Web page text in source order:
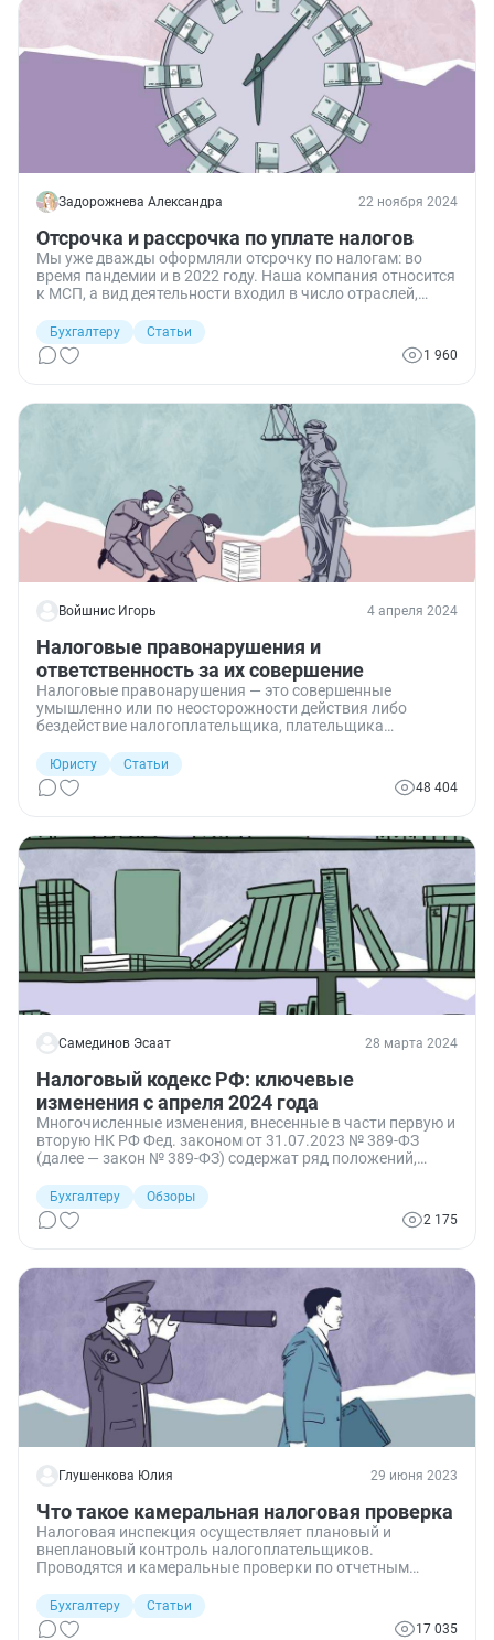
Задорожнева Александра 22 ноября 2024
Отсрочка и рассрочка по уплате налогов
Мы уже дважды оформляли отсрочку по налогам: во
время пандемии и в 2022 году. Наша компания относится
к МСП, а вид деятельности входил в число отраслей,
отсрочить или рассрочить налоговые платежи можно и
сейчас.
Бухгалтеру
Статьи
1 960
Войшнис Игорь 4 апреля 2024
Налоговые правонарушения и
ответственность за их совершение
Налоговые правонарушения — это совершенные
умышленно или по неосторожности действия либо
бездействие налогоплательщика, плательщика
которые нарушают законодательство о налогах и сборах
и порождают санкции по НК РФ. Расскажем о понятии,
функциях и признаках налоговой ответственности, ее
Расскажем и о том, что может ее смягчить или, наоборот,
усугубить. Также разберемся в видах ответственности,
грозящей за нарушение НК РФ.
Юристу
Статьи
48 404
Самединов Эсаат 28 марта 2024
Налоговый кодекс РФ: ключевые
изменения с апреля 2024 года
Многочисленные изменения, внесенные в части первую и
вторую НК РФ Фед. законом от 31.07.2023 № 389-ФЗ
(далее — закон № 389-ФЗ) содержат ряд положений,
ним готовыми, рассмотрим основные изменения,
вступающие в силу в этом периоде.
Бухгалтеру
Обзоры
2 175
Глушенкова Юлия 29 июня 2023
Что такое камеральная налоговая проверка
Налоговая инспекция осуществляет плановый и
внеплановый контроль налогоплательщиков.
Проводятся и камеральные проверки по отчетным
плательщика в инспекцию или посещения организации
инспекторами.
Бухгалтеру
Статьи
17 035